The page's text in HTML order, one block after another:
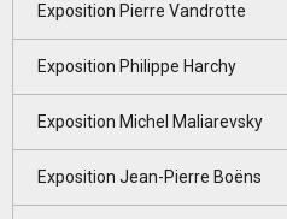
Exposition Pierre Vandrotte
Exposition Philippe Harchy
Exposition Michel Maliarevsky
Exposition Jean-Pierre Boëns